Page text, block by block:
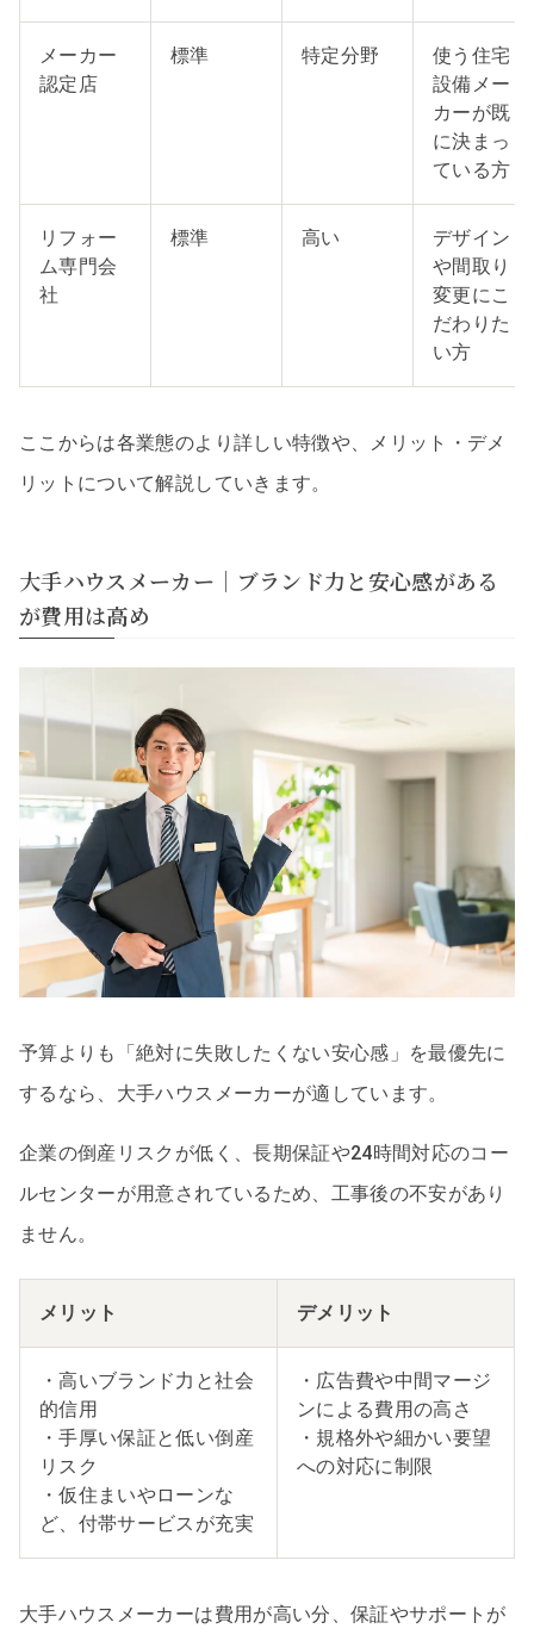
メーカー
認定店
標準 特定分野
使う住宅
設備メー
カーが既
に決まっ
ている方
リフォー
ム専門会
社
標準 高い
デザイン
や間取り
変更にこ
だわりた
い方
ここからは各業態のより詳しい特徴や、メリット・デメ
リットについて解説していきます。
大手ハウスメーカー｜ブランド力と安心感がある
が費用は高め
予算よりも「絶対に失敗したくない安心感」を最優先に
するなら、大手ハウスメーカーが適しています。
企業の倒産リスクが低く、長期保証や24時間対応のコー
ルセンターが用意されているため、工事後の不安があり
ません。
メリット デメリット
・高いブランド力と社会
的信用
・手厚い保証と低い倒産
リスク
・仮住まいやローンな
ど、付帯サービスが充実
・広告費や中間マージ
ンによる費用の高さ
・規格外や細かい要望
への対応に制限
大手ハウスメーカーは費用が高い分、保証やサポートが